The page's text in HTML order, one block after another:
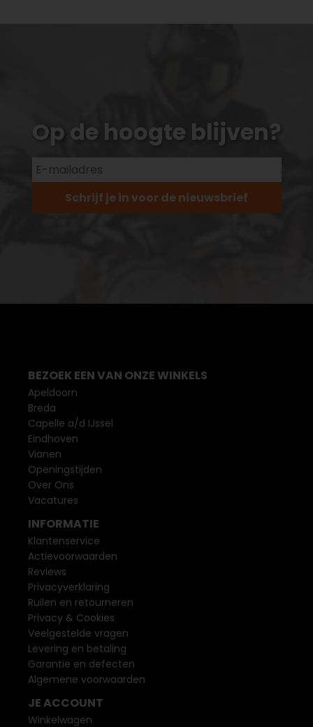
Op de hoogte blijven?
Schrijf je in voor de nieuwsbrief
BEZOEK EEN VAN ONZE WINKELS
Apeldoorn
Breda
Capelle a/d IJssel
Eindhoven
Vianen
Openingstijden
Over Ons
Vacatures
INFORMATIE
Klantenservice
Actievoorwaarden
Reviews
Privacyverklaring
Ruilen en retourneren
Privacy & Cookies
Veelgestelde vragen
Levering en betaling
Garantie en defecten
Algemene voorwaarden
JE ACCOUNT
Winkelwagen